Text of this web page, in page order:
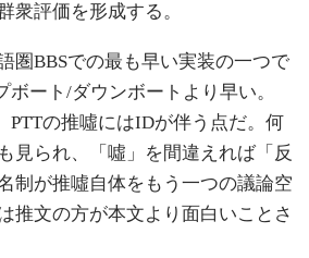
衆評価を形成する。
圏BBSでの最も早い実装の一つで
ボート/ダウンボートより早い。
PTTの推噓にはIDが伴う点だ。何
見られ、「噓」を間違えれば「反
制が推噓自体をもう一つの議論空
文の方が本文より面白いことさ